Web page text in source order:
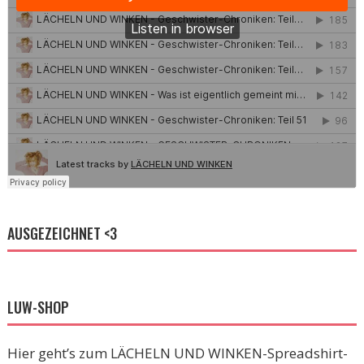
AUSGEZEICHNET <3
LUW-SHOP
Hier geht’s zum LÄCHELN UND WINKEN-Spreadshirt-